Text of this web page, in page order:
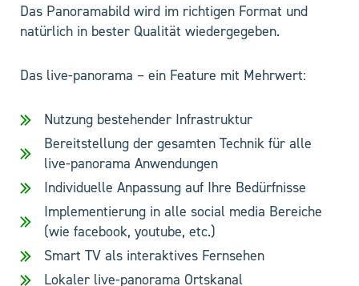
Das Panoramabild wird im richtigen Format und
natürlich in bester Qualität wiedergegeben.
Das live-panorama – ein Feature mit Mehrwert:
Nutzung bestehender Infrastruktur
Bereitstellung der gesamten Technik für alle
live-panorama Anwendungen
Individuelle Anpassung auf Ihre Bedürfnisse
Implementierung in alle social media Bereiche
(wie facebook, youtube, etc.)
Smart TV als interaktives Fernsehen
Lokaler live-panorama Ortskanal